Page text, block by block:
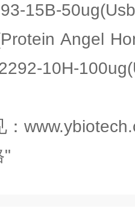
15B-
Angel
10H-
：
"